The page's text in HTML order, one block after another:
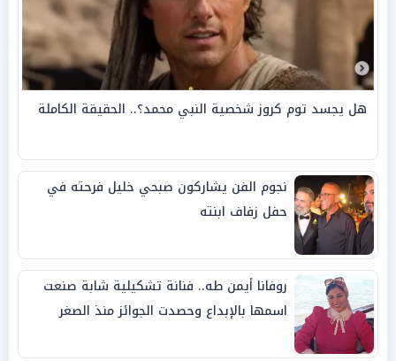
هل يجسد توم كروز شخصية النبي محمد؟.. الحقيقة الكاملة
نجوم الفن يشاركون صبحي خليل فرحته في
حفل زفاف ابنته
روفانا أيمن طه.. فنانة تشكيلية شابة صنعت
اسمها بالإبداع وحصدت الجوائز منذ الصغر